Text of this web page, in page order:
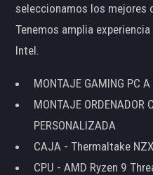
seleccionamos los mejores
Tenemos amplia experiencia
Intel.
MONTAJE GAMING PC A
MONTAJE ORDENADOR
PERSONALIZADA
CAJA - Thermaltake
CPU - AMD Ryzen 9